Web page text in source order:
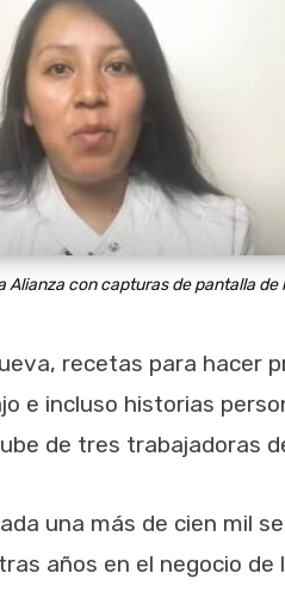
Alianza con capturas de pantalla
recetas para hacer
e incluso historias
de tres trabajadoras
una más de cien mil
años en el negocio de